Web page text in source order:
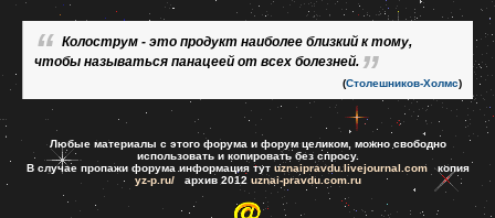
Колострум - это продукт наиболее близкий к тому,
чтобы называться панацеей от всех болезней.
(Столешников-Холмс)
Любые материалы с этого форума и форум целиком, можно свободно
использовать и копировать без спросу.
В случае пропажи форума информация тут uznaipravdu.livejournal.comкопия
yz-p.ru/архив 2012 uznai-pravdu.com.ru